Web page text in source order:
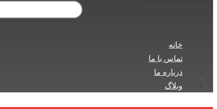
خانه
تماس با ما
درباره ما
وبلاگ